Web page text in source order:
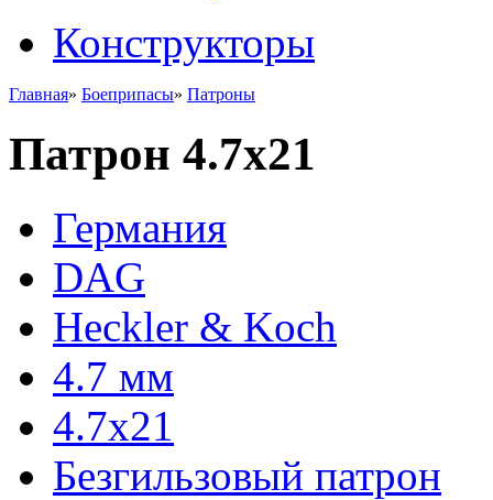
Конструкторы
Главная» Боеприпасы» Патроны
Патрон 4.7x21
Германия
DAG
Heckler & Koch
4.7 мм
4.7x21
Безгильзовый патрон